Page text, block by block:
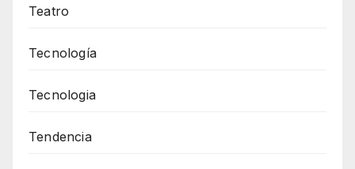
Teatro
Tecnología
Tecnologia
Tendencia